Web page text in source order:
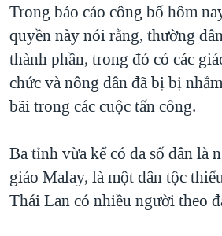
Trong báo cáo công bố hôm
quyền này nói rằng, thường
thành phần, trong đó có các
chức và nông dân đã bị bị
bãi trong các cuộc tấn công.
Ba tỉnh vừa kể có đa số dân là
giáo Malay, là một dân tộc
Thái Lan có nhiều người theo